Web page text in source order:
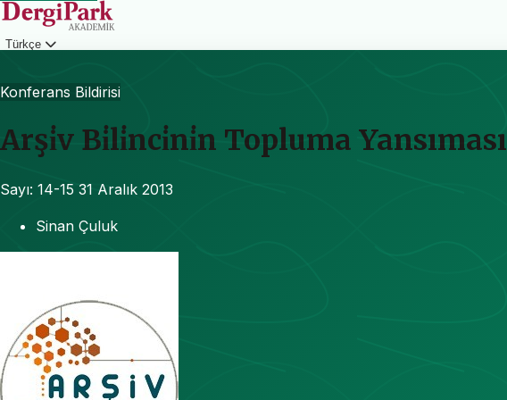
Türkçe
Konferans Bildirisi
Arşi̇v Bi̇li̇nci̇ni̇n Topluma Yansıması
Sayı: 14-15 31 Aralık 2013
Sinan Çuluk